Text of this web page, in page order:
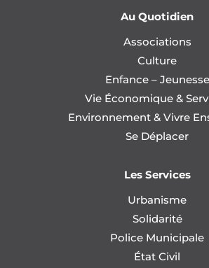
Au Quotidien
Associations
Culture
Enfance – Jeunesse
Vie Économique &
Environnement & Vivre
Se Déplacer
Les Services
Urbanisme
Solidarité
Police Municipale
État Civil